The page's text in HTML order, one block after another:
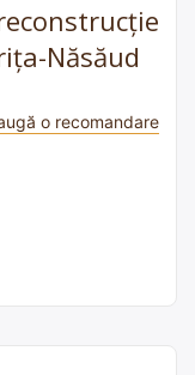
Năsăud
o recomandare